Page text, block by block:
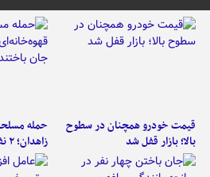
قیمت خودرو همچنان در سطوح
بالا؛ بازار قفل شد
حمله
زاهدان؛ ۲ نفر جان باختند